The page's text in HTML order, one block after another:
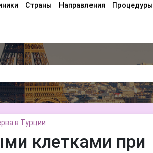
Страны Направления Процедуры
в Турции
клетками при